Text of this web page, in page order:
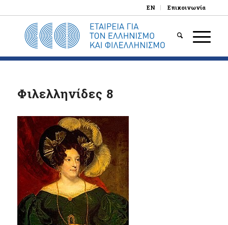
EN Επικοινωνία
Φιλελληνίδες 8